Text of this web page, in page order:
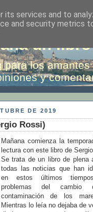
un libro
para los
y
DE 2019
Rossi)
Mañana comienza la
lectura con este libro de
Se trata de un libro de plena
todas las noticias que han
en estos últimos
problemas del cambio
contaminación de los
Mientras lo leía no dejaba de
services and to
and security metrics